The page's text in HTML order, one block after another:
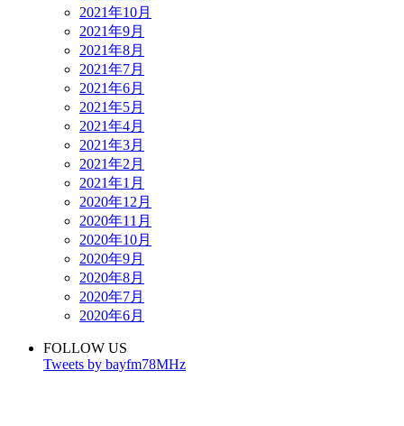
2021年10月
2021年9月
2021年8月
2021年7月
2021年6月
2021年5月
2021年4月
2021年3月
2021年2月
2021年1月
2020年12月
2020年11月
2020年10月
2020年9月
2020年8月
2020年7月
2020年6月
FOLLOW US
Tweets by bayfm78MHz